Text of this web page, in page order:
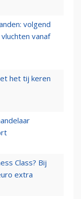
volgend
vanaf
het tij keren
Class? Bij
extra